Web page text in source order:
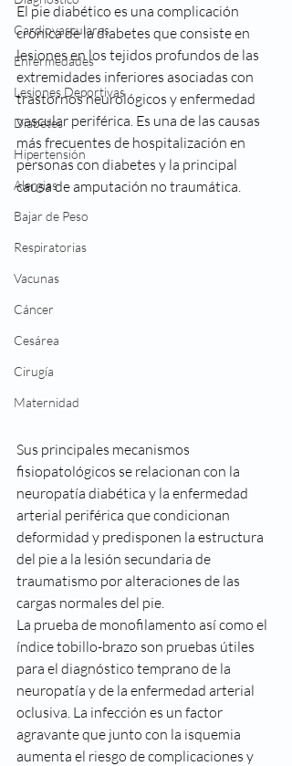
Cardiovasculares
Enfermedades
Lesiones Deportivas
Diabetes
Hipertensión
Alergias
Bajar de Peso
Respiratorias
Vacunas
Cáncer
Cesárea
Cirugía
Maternidad
El pie diabético es una complicación
crónica de la diabetes que consiste en
lesiones en los tejidos profundos de las
extremidades inferiores asociadas con
trastornos neurológicos y enfermedad
vascular periférica. Es una de las causas
más frecuentes de hospitalización en
personas con diabetes y la principal
causa de amputación no traumática.
Sus principales mecanismos
fisiopatológicos se relacionan con la
neuropatía diabética y la enfermedad
arterial periférica que condicionan
deformidad y predisponen la estructura
del pie a la lesión secundaria de
traumatismo por alteraciones de las
cargas normales del pie.
La prueba de monofilamento así como el
índice tobillo-brazo son pruebas útiles
para el diagnóstico temprano de la
neuropatía y de la enfermedad arterial
oclusiva. La infección es un factor
agravante que junto con la isquemia
aumenta el riesgo de complicaciones y